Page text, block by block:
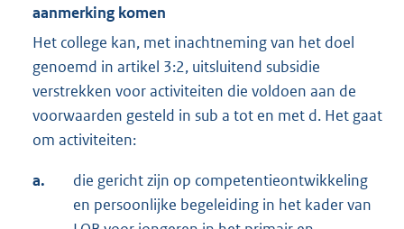
aanmerking komen
Het college kan, met inachtneming van het doel
genoemd in artikel 3:2, uitsluitend subsidie
verstrekken voor activiteiten die voldoen aan de
voorwaarden gesteld in sub a tot en met d. Het gaat
om activiteiten:
a.
die gericht zijn op competentieontwikkeling
en persoonlijke begeleiding in het kader van